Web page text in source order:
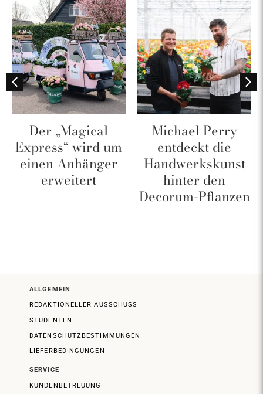
Der „Magical
Express“ wird um
einen Anhänger
erweitert
Michael Perry
entdeckt die
Handwerkskunst
hinter den
Decorum-Pflanzen
ALLGEMEIN
REDAKTIONELLER AUSSCHUSS
STUDENTEN
DATENSCHUTZBESTIMMUNGEN
LIEFERBEDINGUNGEN
SERVICE
KUNDENBETREUUNG